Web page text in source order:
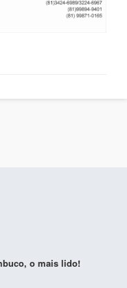
o mais lido!